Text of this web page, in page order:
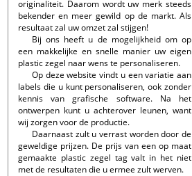
originaliteit. Daarom wordt uw merk steeds
bekender en meer gewild op de markt. Als
resultaat zal uw omzet zal stijgen!
Bij ons heeft u de mogelijkheid om op
een makkelijke en snelle manier uw eigen
plastic zegel naar wens te personaliseren.
Op deze website vindt u een variatie aan
labels die u kunt personaliseren, ook zonder
kennis van grafische software. Na het
ontwerpen kunt u achterover leunen, want
wij zorgen voor de productie.
Daarnaast zult u verrast worden door de
geweldige prijzen. De prijs van een op maat
gemaakte plastic zegel tag valt in het niet
met de resultaten die u ermee zult werven.